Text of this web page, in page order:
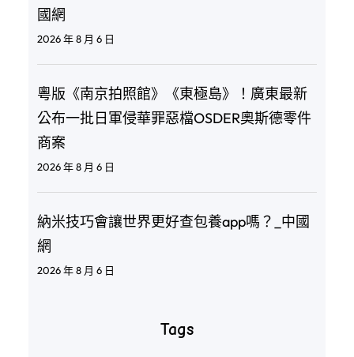
國網
2026 年 8 月 6 日
粵版《南京拍照館》《東極島》！廣東最新
公布一批日軍侵華罪惡檔OSDER奧斯德零件
商案
2026 年 8 月 6 日
納米技巧會讓世界更好查包養app嗎？_中國
網
2026 年 8 月 6 日
Tags